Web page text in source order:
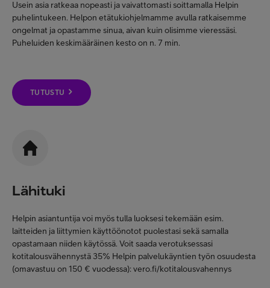
Usein asia ratkeaa nopeasti ja vaivattomasti soittamalla Helpin
puhelintukeen. Helpon etätukiohjelmamme avulla ratkaisemme
ongelmat ja opastamme sinua, aivan kuin olisimme vieressäsi.
Puheluiden keskimääräinen kesto on n. 7 min.
TUTUSTU
Lähituki
Helpin asiantuntija voi myös tulla luoksesi tekemään esim.
laitteiden ja liittymien käyttöönotot puolestasi sekä samalla
opastamaan niiden käytössä. Voit saada verotuksessasi
kotitalousvähennystä 35% Helpin palvelukäyntien työn osuudesta
(omavastuu on 150 € vuodessa): vero.fi/kotitalousvahennys